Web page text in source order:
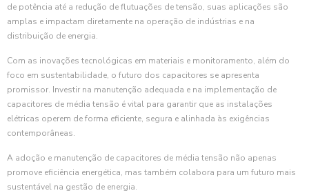
de potência até a redução de flutuações de tensão, suas aplicações são
amplas e impactam diretamente na operação de indústrias e na
distribuição de energia.
Com as inovações tecnológicas em materiais e monitoramento, além do
foco em sustentabilidade, o futuro dos capacitores se apresenta
promissor. Investir na manutenção adequada e na implementação de
capacitores de média tensão é vital para garantir que as instalações
elétricas operem de forma eficiente, segura e alinhada às exigências
contemporâneas.
A adoção e manutenção de capacitores de média tensão não apenas
promove eficiência energética, mas também colabora para um futuro mais
sustentável na gestão de energia.